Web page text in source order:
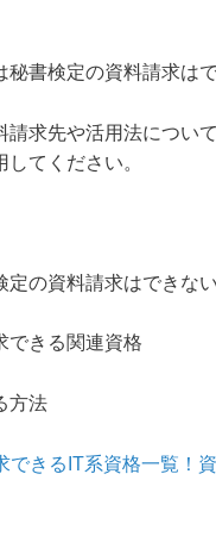
書検定の資料請求はで
請求先や活用法につい
てください。
定の資料請求はできな
できる関連資格
方法
できるIT系資格一覧！